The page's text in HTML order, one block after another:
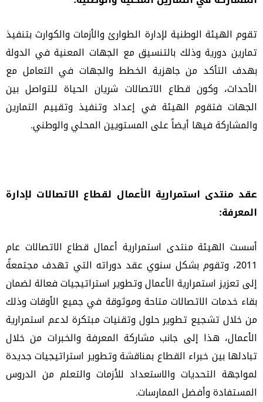
تقوم الهيئة الوطنية لإدارة الطوارئ والأزمات والكوارث بتنفيذ
تمارين دورية وذلك بالتنسيق مع الجهات المعنية في الدولة
بهدف التأكد من جاهزية الخطط والجهات في التعامل مع
الأحداث، وكون قطاع الاتصالات شريان الحياة للتواصل بين
الجهات فتقوم الهيئة في إعداد وتنفيذ وتقييم التمارين
والمشاركة فيها أيضاً على المستويين المحلي والوطني.
عقد منتدى استمرارية الأعمال لقطاع الاتصالات لإدارة
المعرفة:
أسست الهيئة منتدى استمرارية أعمال قطاع الاتصالات عام
2011، وتقوم بشكل سنوي عقد دوراته التي تهدف مجتمعةً
إلى تعزيز استمرارية الأعمال وتطوير استراتيجيات فعالة لضمان
بقاء خدمات الاتصالات متاحة وموثوقة في جميع الأوقاتوذلك
من خلال تشجيع تطوير حلول وتقنيات مبتكرة لدعم استمرارية
الأعمال، هذا إلى جانب مشاركة المعرفة والخبرات من خلال
تبادلها بين خبراء القطاع بمناقشة وتطوير استراتيجيات جديدة
لمواجهة التحديات والاستعداد للأزمات والتعلم من الدروس
المستفادة وأفضل الممارسات.